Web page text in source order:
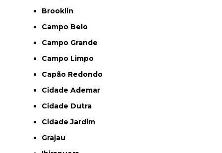
Brooklin
Campo Belo
Campo Grande
Campo Limpo
Capão Redondo
Cidade Ademar
Cidade Dutra
Cidade Jardim
Grajau